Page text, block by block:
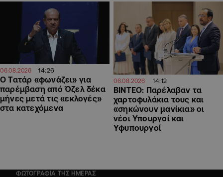
06.08.2026 14:26
Ο Τατάρ «φωνάζει» για
παρέμβαση από Όζελ δέκα
μήνες μετά τις «εκλογές»
στα κατεχόμενα
06.08.2026 14:12
ΒΙΝΤΕΟ: Παρέλαβαν τα
χαρτοφυλάκια τους και
«σηκώνουν μανίκια» οι
νέοι Υπουργοί και
Υφυπουργοί
ΦΩΤΟΓΡΑΦΙΑ ΤΗΣ ΗΜΕΡΑΣ